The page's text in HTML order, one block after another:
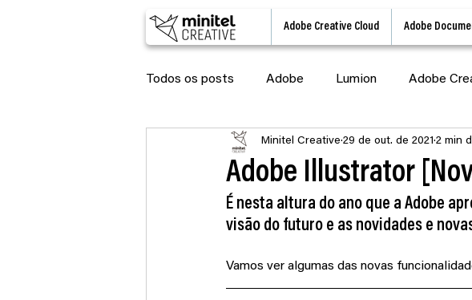
Adobe Creative Cloud Adobe
Todos os posts Adobe Lumion Adobe
Lumion updates IA Adobe Document
Lumion View Lumion Cloud Tutorial
Adobe Illustrator
Minitel Creative 29 de out. de 2021 2 min
É nesta altura do ano que a Adobe
visão do futuro e as novidades e
Vamos ver algumas das novas